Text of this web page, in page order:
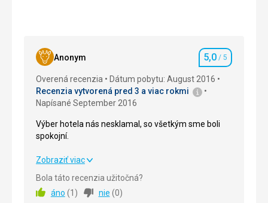
Anonym Hodnotenie
5,0 / 5
Overená recenzia
Dátum pobytu: August 2016
Recenzia vytvorená pred 3 a viac rokmi
Napísané September 2016
Výber hotela nás nesklamal, so všetkým sme boli
spokojní.
Výber hotela nás nesklamal, so všetkým sme boli
spokojní.
Strava
Zobraziť viac
Bola táto recenzia užitočná?
áno (1 ) nie (0)